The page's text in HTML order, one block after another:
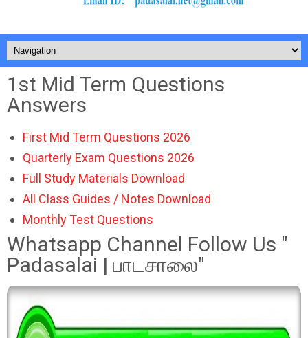
1st Mid Term Questions
Answers
First Mid Term Questions 2026
Quarterly Exam Questions 2026
Full Study Materials Download
All Class Guides / Notes Download
Monthly Test Questions
Whatsapp Channel Follow Us "
Padasalai | பாடசாலை"